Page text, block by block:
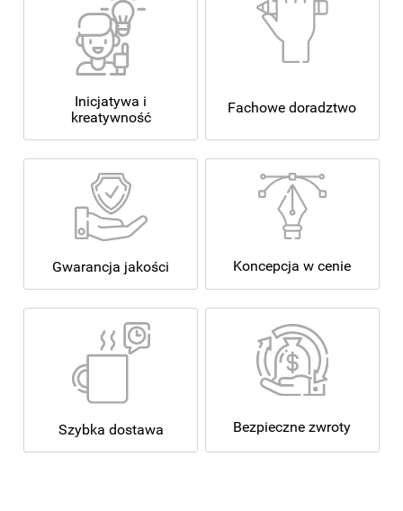
Inicjatywa i
kreatywność
Fachowe doradztwo
Gwarancja jakości Koncepcja w cenie
Szybka dostawa Bezpieczne zwroty